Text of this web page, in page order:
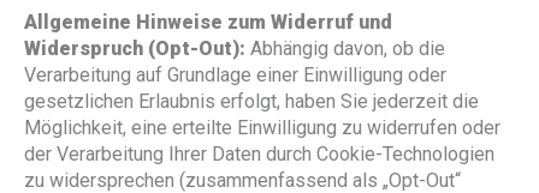
Allgemeine Hinweise zum Widerruf und
Widerspruch (Opt-Out): Abhängig davon, ob die
Verarbeitung auf Grundlage einer Einwilligung oder
gesetzlichen Erlaubnis erfolgt, haben Sie jederzeit die
Möglichkeit, eine erteilte Einwilligung zu widerrufen oder
der Verarbeitung Ihrer Daten durch Cookie-Technologien
zu widersprechen (zusammenfassend als „Opt-Out“